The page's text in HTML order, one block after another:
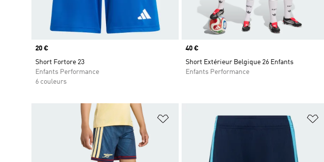
Prix
20 €
Short Fortore 23
Enfants Performance
6 couleurs
Prix
40 €
Short Extérieur Belgique 26 Enfants
Enfants Performance
Ajouter à la Liste de produits favoris